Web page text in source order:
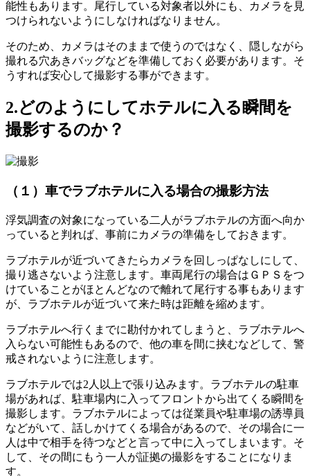
能性もあります。 尾行している対象者以外にも
カメラを見
つけられないようにしなければなりません。
そのため カメラはそのままで使うのではなく
隠しながら
撮れる穴あきバッグなどを準備しておく必要があります。 そ
うすれば安心して撮影する事ができます。
2.どのようにしてホテルに入る瞬間を
撮影するのか？
（１）車でラブホテルに入る場合の撮影方法
浮気調査の対象になっている二人がラブホテルの方面へ向か
っていると判れば
事前にカメラの準備をしておきます。
ラブホテルが近づいてきたらカメラを回しっぱなしにして
撮り逃さないよう注意します。 車両尾行の場合はＧＰＳをつ
けていることがほとんどなので離れて尾行する事もあります
が
ラブホテルが近づいて来た時は距離を縮めます。
ラブホテルへ行くまでに勘付かれてしまうと
ラブホテルへ
入らない可能性もあるので、 他の車を間に挟むなどして
警
戒されないように注意します。
ラブホテルでは2人以上で張り込みます。 ラブホテルの駐車
場があれば
駐車場内に入ってフロントから出てくる瞬間を
撮影します。 ラブホテルによっては従業員や駐車場の誘導員
などがいて
話しかけてくる場合があるので、 その場合に一
人は中で相手を待つなどと言って中に入ってしまいます。 そ
して
その間にもう一人が証拠の撮影をすることになりま
す。